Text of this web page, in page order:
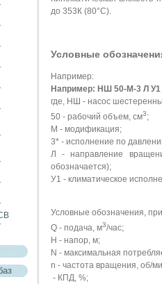
до 353К (80°С).
Условные
Например:
Например: НШ 50-М-3 Л У1
где, НШ - насос
50 - рабочий объем, см3;
М - модификация;
3* - исполнение по
Л - направление
обозначается);
У1 - климатическое
Условные обозначения,
Q - подача, м3/час;
H - напор, м;
N - максимальная
n - частота вращения, об/
- КПД, %;